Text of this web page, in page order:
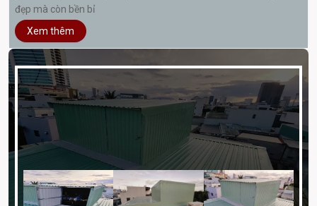
đẹp mà còn bền bỉ
Xem thêm